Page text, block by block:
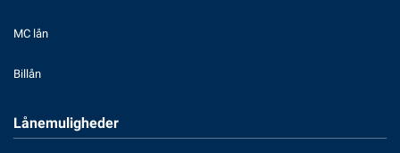
MC lån
Billån
Lånemuligheder